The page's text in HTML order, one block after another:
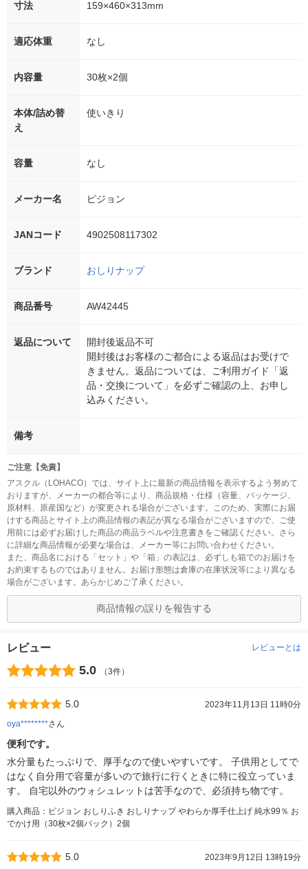
寸法 159×460×313mm
適応体重 なし
内容量 30枚×2個
本体/詰め替
え
使いきり
容量 なし
メーカー名 ピジョン
JANコード 4902508117302
ブランド おしりナップ
商品番号 AW42445
返品について
開封後返品不可
開封後はお客様のご都合による返品はお受けで
きません。返品については、ご利用ガイド「返
品・交換について」を必ずご確認の上、お申し
込みください。
備考
ご注意【免責】
アスクル（LOHACO）では、サイト上に最新の商品情報を表示するよう努めて
おりますが、メーカーの都合等により、商品規格・仕様（容量、パッケージ、
原材料、原産国など）が変更される場合がございます。このため、実際にお届
けする商品とサイト上の商品情報の表記が異なる場合がございますので、ご使
用前には必ずお届けした商品の商品ラベルや注意書きをご確認ください。さら
に詳細な商品情報が必要な場合は、メーカー等にお問い合わせください。
また、商品名における「セット」や「箱」の表記は、必ずしも箱でのお届けを
お約束するものではありません。お届け形態は倉庫の在庫状況等により異なる
場合がございます。あらかじめご了承ください。
商品情報の誤りを報告する
レビュー レビューとは
5.0 （3件）
5.0
2023年11月13日 11時0分
oya********さん
便利です。
水分量もたっぷりで、厚手なので使いやすいです。 子供用としてで
はなく自分用で容量が多いので旅行に行くときに特に役立っていま
す。 自宅以外のウォシュレットは苦手なので、必須持ち物です。
購入商品：ピジョン おしりふき おしりナップ やわらか厚手仕上げ 純水99％ お
でかけ用（30枚×2個パック）2個
5.0
2023年9月12日 13時19分